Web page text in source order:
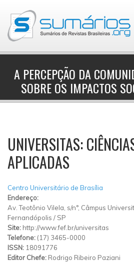
A PERCEPÇÃO DA
SOBRE OS IMPACTOS
UNIVERSITAS:
APLICADAS
Centro Universitário de Brasília
Endereço:
Av. Teotônio Vilela, s/n°, Câmpus
Fernandópolis / SP
Site: http://www.fef.br/universitas
Telefone: (17) 3465-0000
ISSN: 18091776
Editor Chefe: Rodrigo Ribeiro Paziani